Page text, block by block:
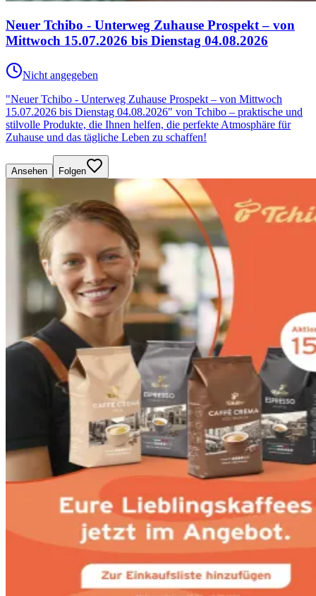
Neuer Tchibo - Unterweg Zuhause Prospekt – von
Mittwoch 15.07.2026 bis Dienstag 04.08.2026
Nicht angegeben
"Neuer Tchibo - Unterweg Zuhause Prospekt – von Mittwoch
15.07.2026 bis Dienstag 04.08.2026" von Tchibo – praktische und
stilvolle Produkte, die Ihnen helfen, die perfekte Atmosphäre für
Zuhause und das tägliche Leben zu schaffen!
Ansehen Folgen